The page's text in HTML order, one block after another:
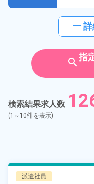
horizontal_rule
search指
検索結果求人数
(1～10件を表示)
派遣社員